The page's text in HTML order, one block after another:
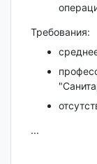
Требования:
...